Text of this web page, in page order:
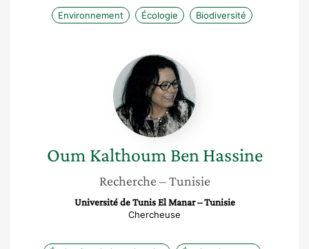
Environnement Écologie Biodiversité
Oum
Kalthoum
Ben
Hassine
Oum Kalthoum Ben Hassine
Recherche – Tunisie
Université de Tunis El Manar – Tunisie
Chercheuse